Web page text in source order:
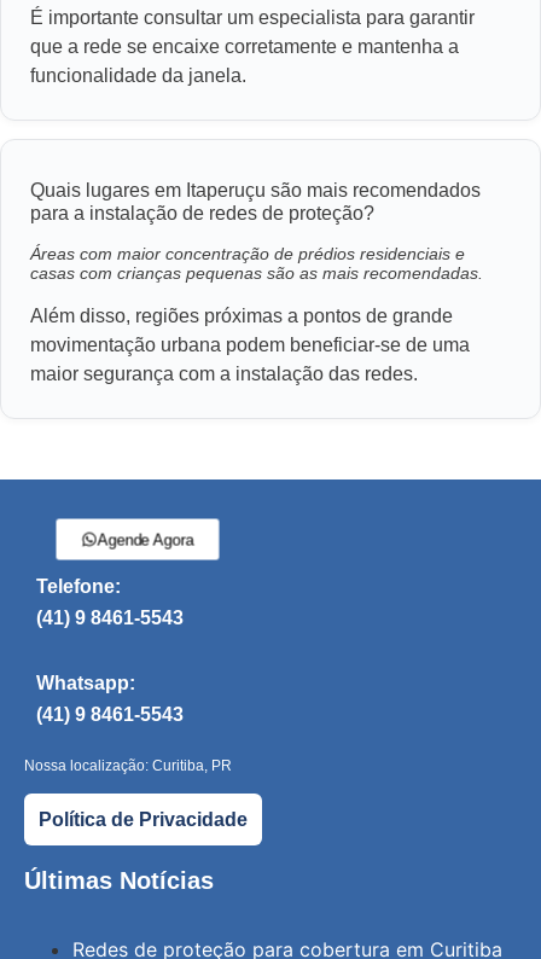
É importante consultar um especialista para garantir
que a rede se encaixe corretamente e mantenha a
funcionalidade da janela.
Quais lugares em Itaperuçu são mais recomendados
para a instalação de redes de proteção?
Áreas com maior concentração de prédios residenciais e
casas com crianças pequenas são as mais recomendadas.
Além disso, regiões próximas a pontos de grande
movimentação urbana podem beneficiar-se de uma
maior segurança com a instalação das redes.
Agende Agora
Telefone:
(41) 9 8461-5543
Whatsapp:
(41) 9 8461-5543
Nossa localização: Curitiba, PR
Política de Privacidade
Últimas Notícias
Redes de proteção para cobertura em Curitiba